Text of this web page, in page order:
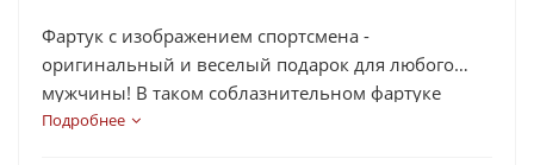
Фартук с изображением спортсмена -
оригинальный и веселый подарок для любого
мужчины! В таком соблазнительном фартуке
можно стать неотразимым даже на кухне!
Подробнее